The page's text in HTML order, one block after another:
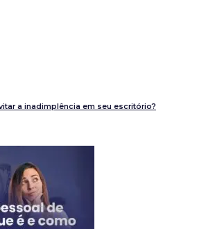
a inadimplência em seu escritório?